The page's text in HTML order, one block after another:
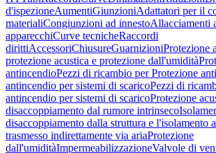
d'ispezioneAumentiGiunzioniAdattatori per il
materialiCongiunzioni ad innestoAllacciamenti
apparecchiCurve tecnicheRaccordi
dirittiAccessoriChiusureGuarnizioniProtezione
protezione acustica e protezione dall'umidità
antincendioPezzi di ricambio per Protezione
antincendio per sistemi di scaricoPezzi di
antincendio per sistemi di scaricoProtezione
disaccoppiamento dal rumore intrinseco
disaccoppiamento dalla struttura e l'isolamento
trasmesso indirettamente via ariaProtezione
dall'umiditàImpermeabilizzazioneValvole di